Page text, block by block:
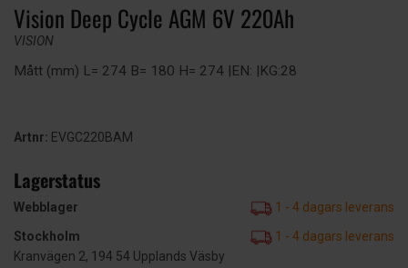
Vision Deep Cycle AGM 6V 220Ah
VISION
Mått (mm) L= 274 B= 180 H= 274 |EN: |KG:28
Artnr: EVGC220BAM
Lagerstatus
Webblager
1 - 4 dagars leverans
Stockholm
1 - 4 dagars leverans
Kranvägen 2, 194 54 Upplands Väsby